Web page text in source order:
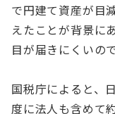
で円建て資産が目
えたことが背景に
目が届きにくいの
国税庁によると、
度に法人も含めて